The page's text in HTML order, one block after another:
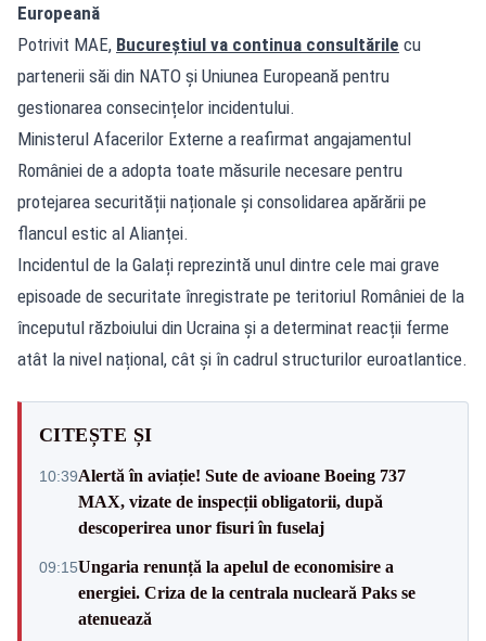
Europeană
Potrivit MAE, Bucureștiul va continua consultările cu
partenerii săi din NATO și Uniunea Europeană pentru
gestionarea consecințelor incidentului.
Ministerul Afacerilor Externe a reafirmat angajamentul
României de a adopta toate măsurile necesare pentru
protejarea securității naționale și consolidarea apărării pe
flancul estic al Alianței.
Incidentul de la Galați reprezintă unul dintre cele mai grave
episoade de securitate înregistrate pe teritoriul României de la
începutul războiului din Ucraina și a determinat reacții ferme
atât la nivel național, cât și în cadrul structurilor euroatlantice.
CITEȘTE ȘI
10:39Alertă în aviație! Sute de avioane Boeing 737
MAX, vizate de inspecții obligatorii, după
descoperirea unor fisuri în fuselaj
09:15Ungaria renunță la apelul de economisire a
energiei. Criza de la centrala nucleară Paks se
atenuează